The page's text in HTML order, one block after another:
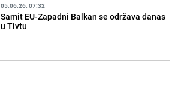
05.06.26. 07:32
Samit EU-Zapadni Balkan se održava danas
u Tivtu